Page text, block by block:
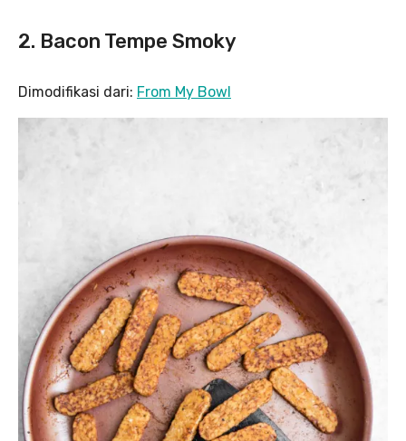
2. Bacon Tempe Smoky
Dimodifikasi dari: From My Bowl